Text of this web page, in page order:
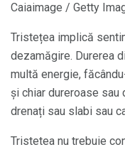
Caiaimage / Getty
Tristețea implică
dezamăgire. Durerea
multă energie,
și chiar dureroase
drenați sau slabi sau
Tristetea nu trebuie